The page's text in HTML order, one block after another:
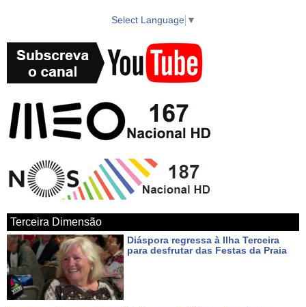
Select Language ▼
Terceira Dimensão
Diáspora regressa à Ilha Terceira
para desfrutar das Festas da Praia